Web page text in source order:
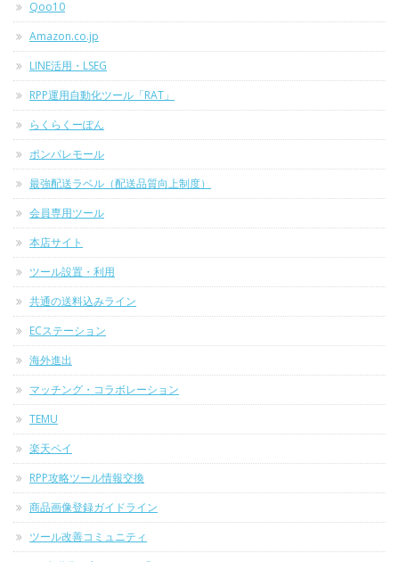
Qoo10
Amazon.co.jp
LINE活用・LSEG
RPP運用自動化ツール「RAT」
らくらくーぽん
ポンパレモール
最強配送ラベル（配送品質向上制度）
会員専用ツール
本店サイト
ツール設置・利用
共通の送料込みライン
ECステーション
海外進出
マッチング・コラボレーション
TEMU
楽天ペイ
RPP攻略ツール情報交換
商品画像登録ガイドライン
ツール改善コミュニティ